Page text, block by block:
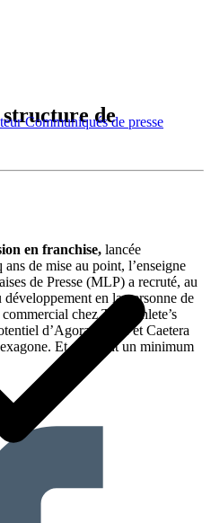
Communiqués de presse
de
en franchise, lancée
de mise au point, l’enseigne
de Presse (MLP) a recruté, au
en la personne de
chez The Athlete’s
d’Agora Presse et Caetera
Et se fixent un minimum